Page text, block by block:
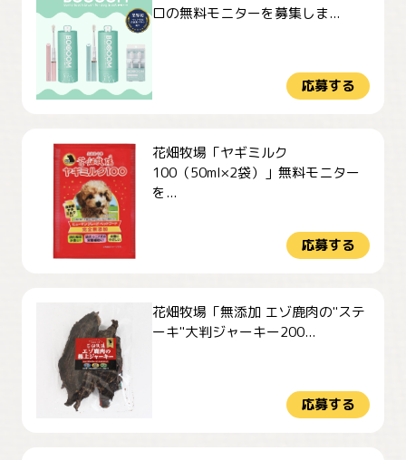
ロの無料モニターを募集しま...
応募する
花畑牧場「ヤギミルク
100（50ml×2袋）」無料モニター
を...
応募する
花畑牧場「無添加 エゾ鹿肉の"ステ
ーキ"大判ジャーキー200...
応募する